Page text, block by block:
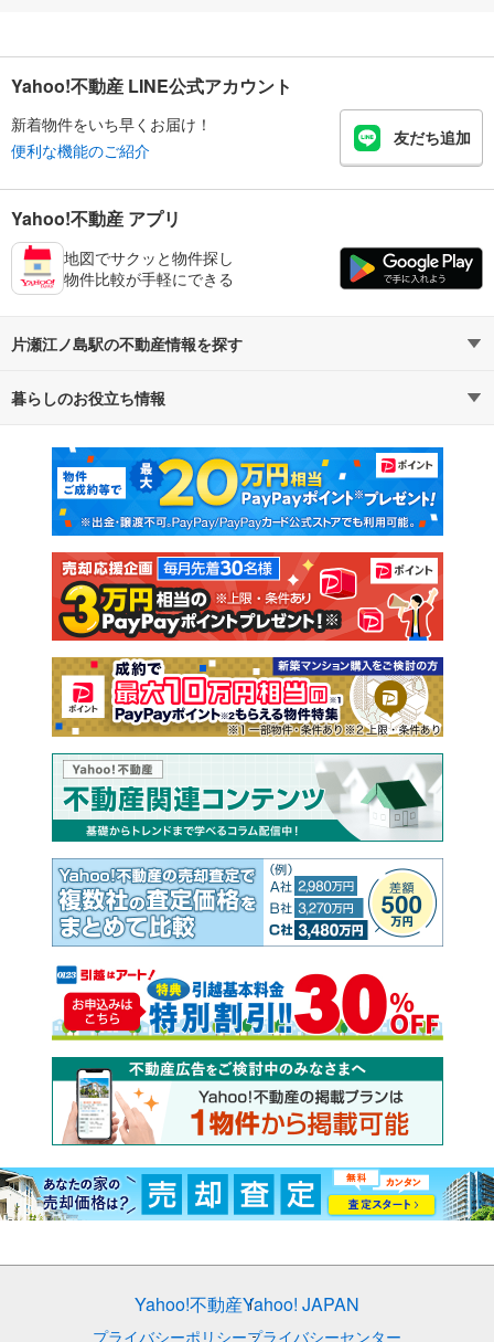
Yahoo!不動産 LINE公式アカウント
新着物件をいち早くお届け！
便利な機能のご紹介
友だち追加
Yahoo!不動産 アプリ
地図でサクッと物件探し
物件比較が手軽にできる
片瀬江ノ島駅の不動産情報を探す
不動産・住宅
新築マンション 中古マンション
新築一戸建て 中古一戸建て
注文住宅 土地
売却査定
暮らしのお役立ち情報
マンションカタログ 教えて！住まいの先生
Yahoo!不動産Yahoo! JAPAN
プライバシーポリシープライバシーセンター